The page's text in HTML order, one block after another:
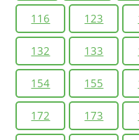
Оливера Твиста”. На
на темы “Один день в
улицах Лондона”.
5. На основе романа Г.
Тома”. Составьте
раба на плантации”.
116 123
132 133
154 155
172 173